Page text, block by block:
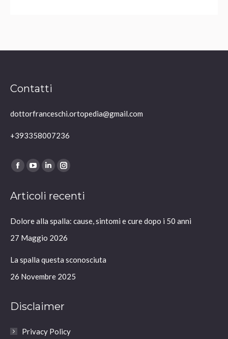
Contatti
dottorfranceschi.ortopedia@gmail.com
+393358007236
Ci puoi trovare su:
Facebook
opens
new
window
YouTube
opens
new
window
Linkedin
opens
new
window
Instagram
opens
new
window
Articoli recenti
Dolore alla spalla: cause, sintomi e cure dopo i 50 anni
27 Maggio 2026
La spalla questa sconosciuta
26 Novembre 2025
Disclaimer
Privacy Policy